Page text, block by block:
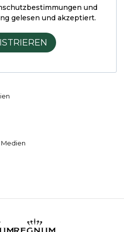
und
gelesen und akzeptiert.
Medien